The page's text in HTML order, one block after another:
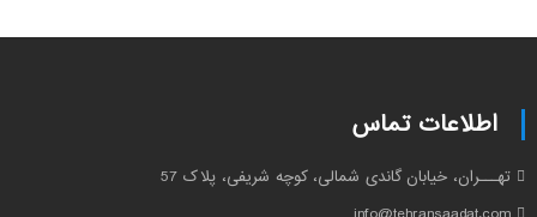
اطلاعات تماس
تهـــران، خیابان گاندی شمالی، کوچه شریفی، پلاک 57